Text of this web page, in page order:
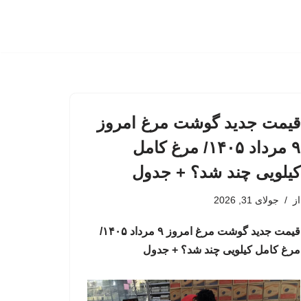
قیمت جدید گوشت مرغ امروز
۹ مرداد ۱۴۰۵/ مرغ کامل
کیلویی چند شد؟ + جدول
از جولای 31, 2026
قیمت جدید گوشت مرغ امروز ۹ مرداد ۱۴۰۵/
مرغ کامل کیلویی چند شد؟ + جدول